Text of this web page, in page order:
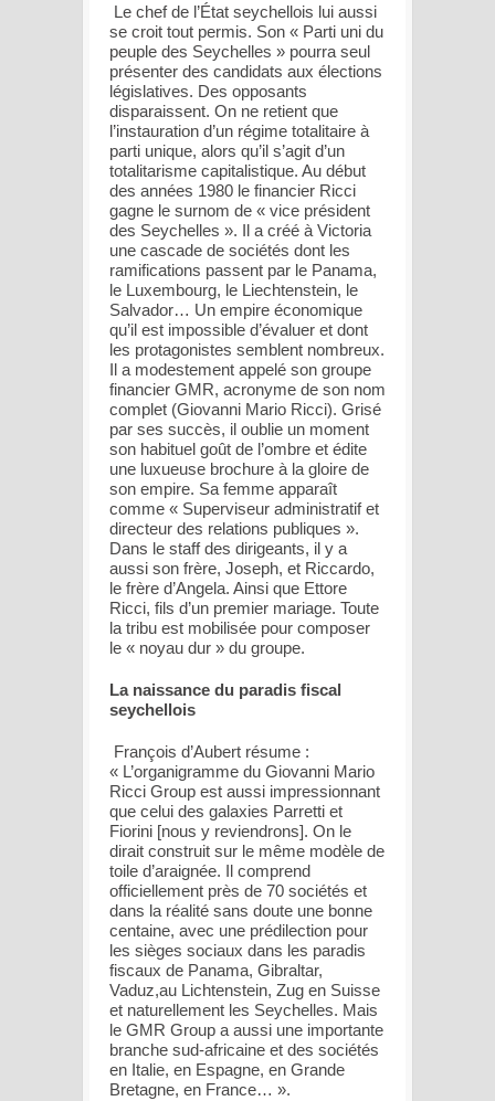
Le chef de l’État seychellois lui aussi
se croit tout permis. Son « Parti uni du
peuple des Seychelles » pourra seul
présenter des candidats aux élections
législatives. Des opposants
disparaissent. On ne retient que
l’instauration d’un régime totalitaire à
parti unique, alors qu’il s’agit d’un
totalitarisme capitalistique. Au début
des années 1980 le financier Ricci
gagne le surnom de « vice président
des Seychelles ». Il a créé à Victoria
une cascade de sociétés dont les
ramifications passent par le Panama,
le Luxembourg, le Liechtenstein, le
Salvador… Un empire économique
qu’il est impossible d’évaluer et dont
les protagonistes semblent nombreux.
Il a modestement appelé son groupe
financier GMR, acronyme de son nom
complet (Giovanni Mario Ricci). Grisé
par ses succès, il oublie un moment
son habituel goût de l’ombre et édite
une luxueuse brochure à la gloire de
son empire. Sa femme apparaît
comme « Superviseur administratif et
directeur des relations publiques ».
Dans le staff des dirigeants, il y a
aussi son frère, Joseph, et Riccardo,
le frère d’Angela. Ainsi que Ettore
Ricci, fils d’un premier mariage. Toute
la tribu est mobilisée pour composer
le « noyau dur » du groupe.
La naissance du paradis fiscal
seychellois
François d’Aubert résume :
« L’organigramme du Giovanni Mario
Ricci Group est aussi impressionnant
que celui des galaxies Parretti et
Fiorini [nous y reviendrons]. On le
dirait construit sur le même modèle de
toile d’araignée. Il comprend
officiellement près de 70 sociétés et
dans la réalité sans doute une bonne
centaine, avec une prédilection pour
les sièges sociaux dans les paradis
fiscaux de Panama, Gibraltar,
Vaduz,au Lichtenstein, Zug en Suisse
et naturellement les Seychelles. Mais
le GMR Group a aussi une importante
branche sud-africaine et des sociétés
en Italie, en Espagne, en Grande
Bretagne, en France… ».